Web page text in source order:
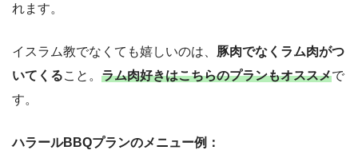
れます。
イスラム教でなくても嬉しいのは、 豚肉でなくラム肉がつ
いてくること。 ラム肉好きはこちらのプランもオススメで
す。
ハラールBBQプランのメニュー例：